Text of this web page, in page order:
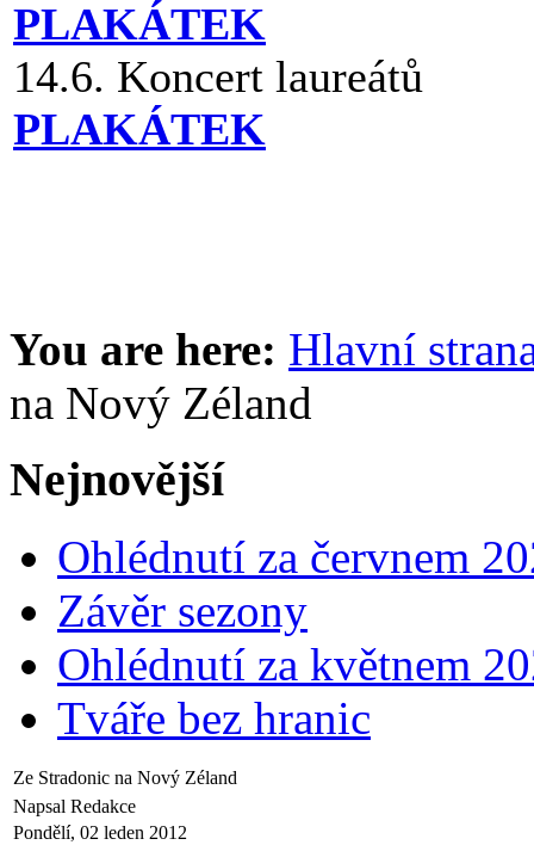
PLAKÁTEK
14.6. Koncert laureátů
PLAKÁTEK
You are here: Hlavní
na Nový Zéland
Nejnovější
Ohlédnutí za červnem
Závěr sezony
Ohlédnutí za květnem
Tváře bez hranic
Ze Stradonic na Nový Zéland
Napsal Redakce
Pondělí, 02 leden 2012